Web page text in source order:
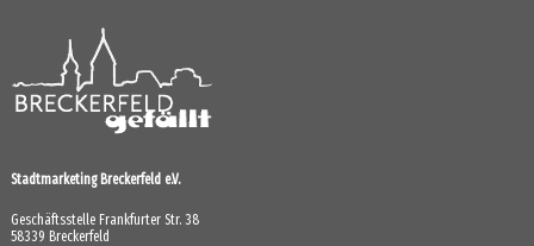
Stadtmarketing Breckerfeld e.V.
Geschäftsstelle Frankfurter Str. 38
58339 Breckerfeld